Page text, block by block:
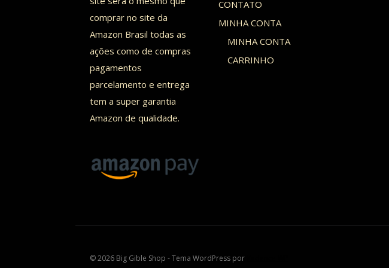
comprar no site da
Amazon Brasil todas as
ações como de compras
pagamentos
parcelamento e entrega
tem a super garantia
Amazon de qualidade.
CONTATO
MINHA CONTA
MINHA CONTA
CARRINHO
© 2026 Big Gible Shop - Tema WordPress por